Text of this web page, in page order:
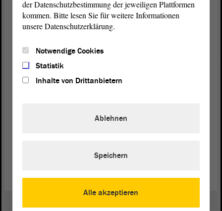
Finanzielle Unterstützung von
Hilfsprogrammen für Kindersoldat/innen
Stopp von Waffenexporten
Förderung von Friedenserziehung
Zur „Red Hand Day“-Website (Link)
„Red Hand Day“bei UNICEF
der Datenschutzbestimmung der jeweiligen Plattformen
kommen. Bitte lesen Sie für weitere Informationen
unsere Datenschutzerklärung.
Notwendige Cookies
Statistik
Inhalte von Drittanbietern
Alle akzeptieren
Ablehnen
Speichern